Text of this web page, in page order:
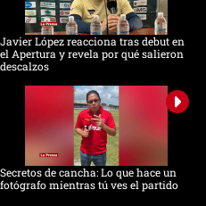
Javier López reacciona tras debut en
el Apertura y revela por qué salieron
descalzos
Secretos de cancha: Lo que hace un
fotógrafo mientras tú ves el partido